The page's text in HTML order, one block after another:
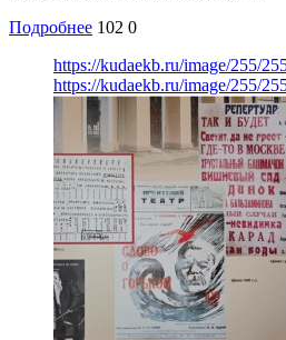
Подробнее 102 0
https://kudaekb.ru/image/255/
https://kudaekb.ru/image/255/